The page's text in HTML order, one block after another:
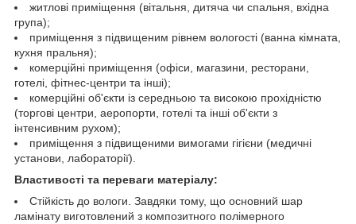
житлові приміщення (вітальня, дитяча чи спальня, вхідна
група);
приміщення з підвищеним рівнем вологості (ванна кімната,
кухня пральня);
комерційні приміщення (офіси, магазини, ресторани,
готелі, фітнес-центри та інші);
комерційні об'єкти із середньою та високою прохідністю
(торгові центри, аеропорти, готелі та інші об'єкти з
інтенсивним рухом);
приміщення з підвищеними вимогами гігієни (медичні
установи, лабораторії).
Властивості та переваги матеріалу:
Стійкість до вологи. Завдяки тому, що основний шар
ламінату виготовлений з композитного полімерного